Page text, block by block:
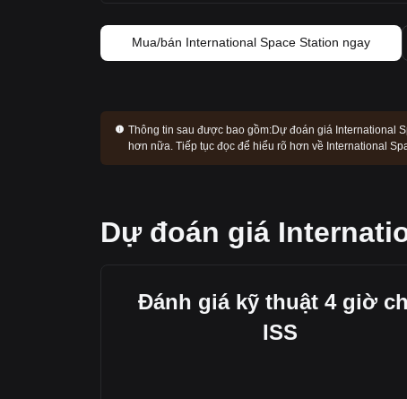
Mua/bán International Space Station ngay
Thông tin sau được bao gồm:Dự đoán giá International
hơn nữa. Tiếp tục đọc để hiểu rõ hơn về International
Dự đoán giá
Đánh giá kỹ thuật 4 giờ
ISS